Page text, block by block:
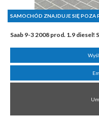
SAMOCHÓD ZNAJDUJE SIĘ POZA
Saab 9-3 2008 prod. 1.9